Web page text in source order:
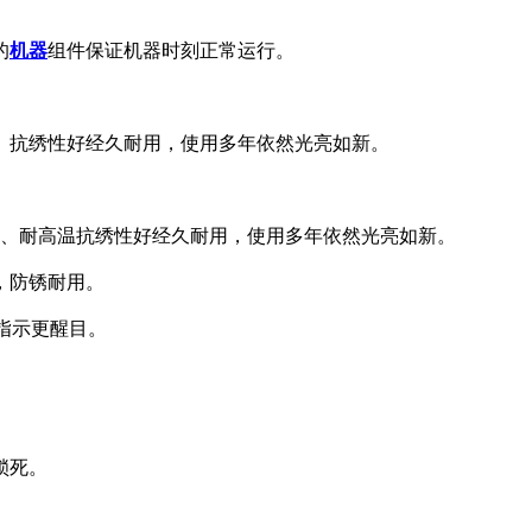
机器组件保证机器时刻正常运行。
绣性好经久耐用，使用多年依然光亮如新。
耐高温抗绣性好经久耐用，使用多年依然光亮如新。
锈耐用。
示更醒目。
。